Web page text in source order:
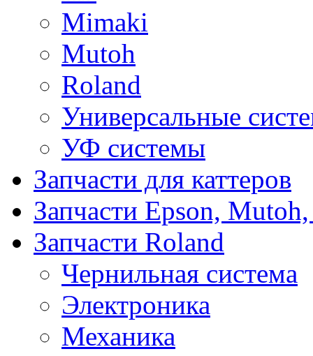
Mimaki
Mutoh
Roland
Универсальные
УФ системы
Запчасти для каттеров
Запчасти Epson,
Запчасти Roland
Чернильная система
Электроника
Механика